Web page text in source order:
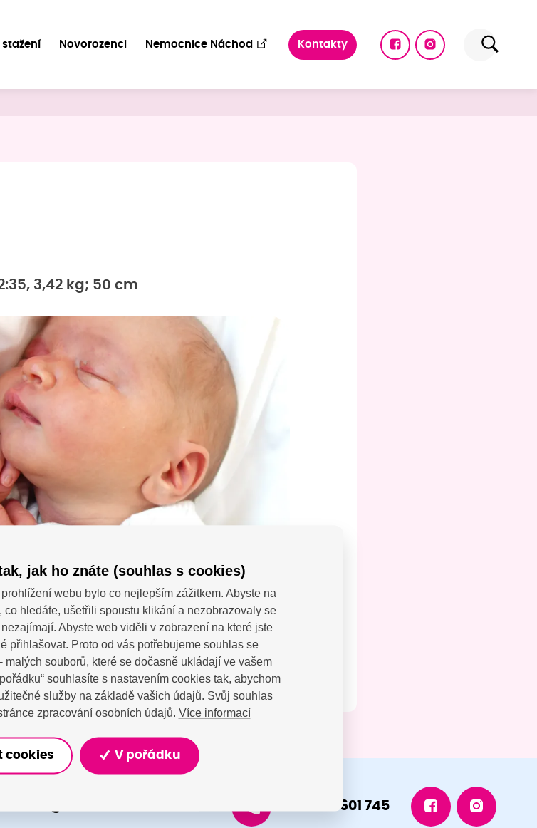
stažení Novorozenci Nemocnice Náchod Kontakty
3,42 kg; 50 cm
SDÍLEJTE:
+420 491 601 745
jak ho znáte (souhlas s cookies)
webu bylo co nejlepším zážitkem. Abyste na
co hledáte, ušetřili spoustu klikání a nezobrazovaly se
Abyste web viděli v zobrazení na které jste
přihlašovat. Proto od vás potřebujeme souhlas se
souborů, které se dočasně ukládají ve vašem
souhlasíte s nastavením cookies tak, abychom
služby na základě vašich údajů. Svůj souhlas
zpracování osobních údajů. Více informací
cookies V pořádku